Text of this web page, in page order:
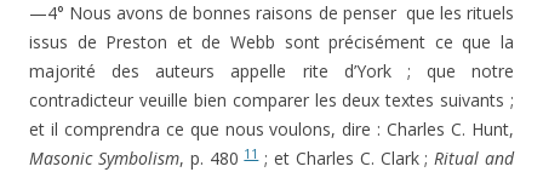
—4° Nous avons de bonnes raisons de penser que les rituels
issus de Preston et de Webb sont précisément ce que la
majorité des auteurs appelle rite d’York ; que notre
contradicteur veuille bien comparer les deux textes suivants ;
et il comprendra ce que nous voulons, dire : Charles C. Hunt,
Masonic Symbolism, p. 48011; et Charles C. Clark ;Ritual and